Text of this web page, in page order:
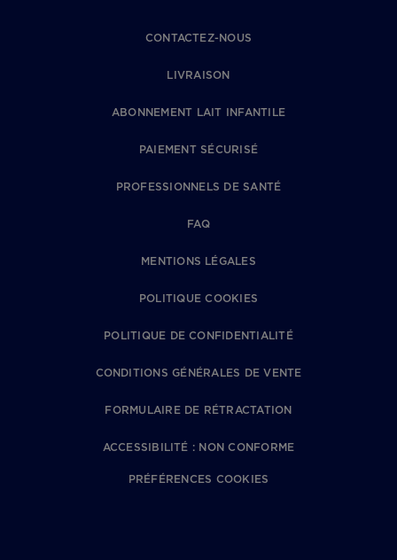
CONTACTEZ-NOUS
LIVRAISON
ABONNEMENT LAIT INFANTILE
PAIEMENT SÉCURISÉ
PROFESSIONNELS DE SANTÉ
FAQ
MENTIONS LÉGALES
POLITIQUE COOKIES
POLITIQUE DE CONFIDENTIALITÉ
CONDITIONS GÉNÉRALES DE VENTE
FORMULAIRE DE RÉTRACTATION
ACCESSIBILITÉ : NON CONFORME
PRÉFÉRENCES COOKIES